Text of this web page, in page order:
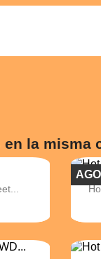
la misma